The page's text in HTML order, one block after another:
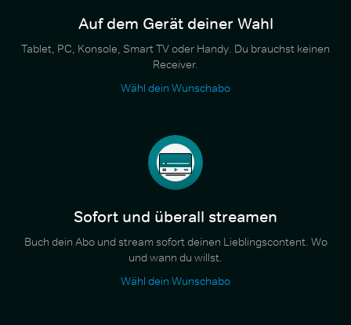
Auf dem Gerät deiner Wahl
Tablet, PC, Konsole, Smart TV oder Handy. Du brauchst keinen
Receiver.
Wähl dein Wunschabo
Sofort und überall streamen
Buch dein Abo und stream sofort deinen Lieblingscontent. Wo
und wann du willst.
Wähl dein Wunschabo